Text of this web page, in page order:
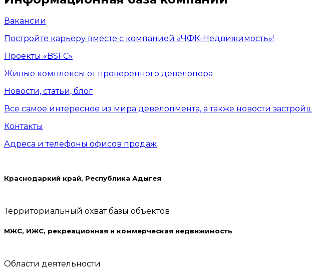
Вакансии
Постройте карьеру вместе с компанией «ЧФК-Недвижимость»!
Проекты «BSFC»
Жилые комплексы от проверенного девелопера
Новости, статьи, блог
Все самое интересное из мира девелопмента, а также новости
Контакты
Адреса и телефоны офисов продаж
Краснодаркий край, Республика Адыгея
Территориальный охват базы объектов
МЖС, ИЖС, рекреационная и коммерческая недвижимость
Области деятельности